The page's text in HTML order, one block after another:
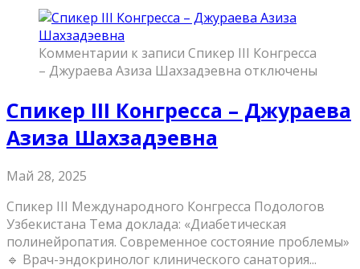
Комментарии к записи Спикер III Конгресса
– Джураева Азиза Шахзадэевна отключены
Спикер III Конгресса – Джураева
Азиза Шахзадэевна
Май 28, 2025
Спикер III Международного Конгресса Подологов
Узбекистана Тема доклада: «Диабетическая
полинейропатия. Современное состояние проблемы»
🔹 Врач-эндокринолог клинического санатория...